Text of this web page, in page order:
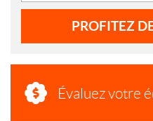
PROFITEZ
Évaluez votre